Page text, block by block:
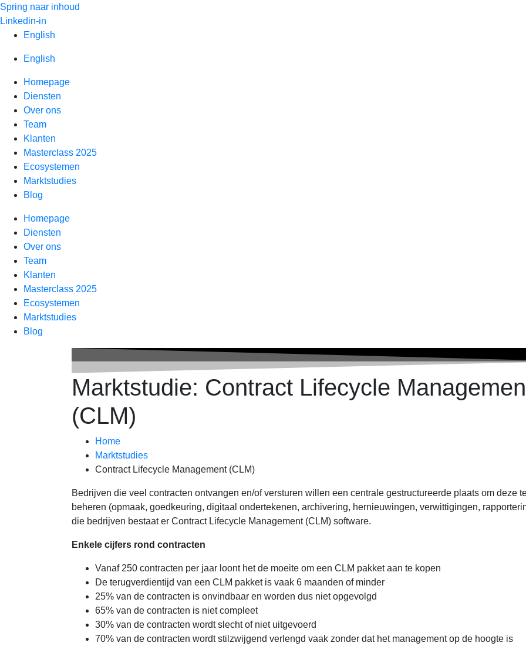
Spring naar inhoud
Linkedin-in
English
English
Homepage
Diensten
Over ons
Team
Klanten
Masterclass 2025
Ecosystemen
Marktstudies
Blog
Homepage
Diensten
Over ons
Team
Klanten
Masterclass 2025
Ecosystemen
Marktstudies
Blog
Marktstudie: Contract Lifecycle
(CLM)
Home
Marktstudies
Contract Lifecycle Management (CLM)
Bedrijven die veel contracten ontvangen en/of versturen willen een centrale gestructureerde plaats om deze
beheren (opmaak, goedkeuring, digitaal ondertekenen, archivering, hernieuwingen, verwittigingen,
die bedrijven bestaat er Contract Lifecycle Management (CLM) software.
Enkele cijfers rond contracten
Vanaf 250 contracten per jaar loont het de moeite om een CLM pakket aan te kopen
De terugverdientijd van een CLM pakket is vaak 6 maanden of minder
25% van de contracten is onvindbaar en worden dus niet opgevolgd
65% van de contracten is niet compleet
30% van de contracten wordt slecht of niet uitgevoerd
70% van de contracten wordt stilzwijgend verlengd vaak zonder dat het management op de hoogte is